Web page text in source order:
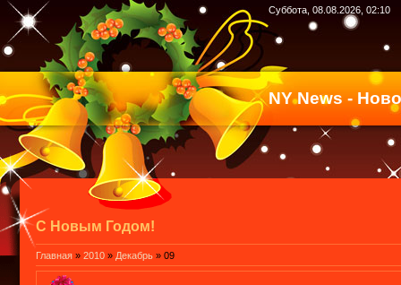
Суббота, 08.08.2026, 02:10
NY News -
С Новым Годом!
Главная » 2010 » Декабрь » 09